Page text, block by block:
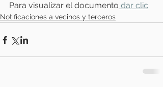
Para visualizar el documento dar clic
Notificaciones a vecinos y terceros